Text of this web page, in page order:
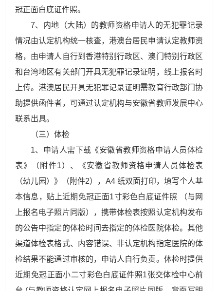
冠正面白底证件照。
7、内地（大陆）的教师资格申请人的无犯罪记录
情况由认定机构统一核查，港澳台居民申请认定教师资
格，由申请人自行到香港特别行政区、澳门特别行政区
和台湾地区有关部门开具无犯罪记录证明，线上报名时
上传。港澳居民开具无犯罪记录证明需教育行政部门协
助提供函件者，可通过认定机构与安徽省教师发展中心
联系出具。
（三）体检
1、申请人需下载《安徽省教师资格申请人员体检
表》（附件1）、《安徽省教师资格申请人员体检表
（幼儿园）》（附件2），A4 纸双面打印，填写个人基
本信息，贴上近期免冠正面1寸彩色白底证件照 （与网
上报名电子照片同版），携带体检表按照认定机构发布
的公告中指定的体检时间去指定的体检医院体检。其他
渠道体检表格式、内容错误、非认定机构指定医院的体
检结果不能通过审核的，申请人自行负责。体检时提供
近期免冠正面小二寸彩色白底证件照1张交体检中心前